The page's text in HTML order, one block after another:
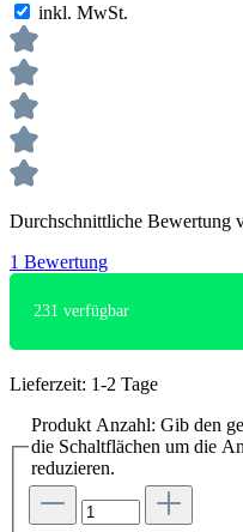
inkl. MwSt.
Durchschnittliche Bewertung
1 Bewertung
231 verfügbar
Lieferzeit: 1-2 Tage
Produkt Anzahl: Gib den
die Schaltflächen um die
reduzieren.